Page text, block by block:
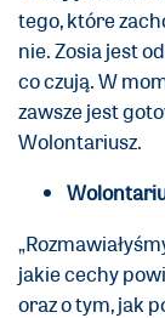
tego, które
nie. Zosia jest
co czują. W
zawsze jest
Wolontariusz.
jakie cechy
oraz o tym, jak